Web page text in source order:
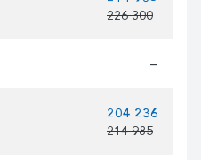
226 300
—
204 236
214 985